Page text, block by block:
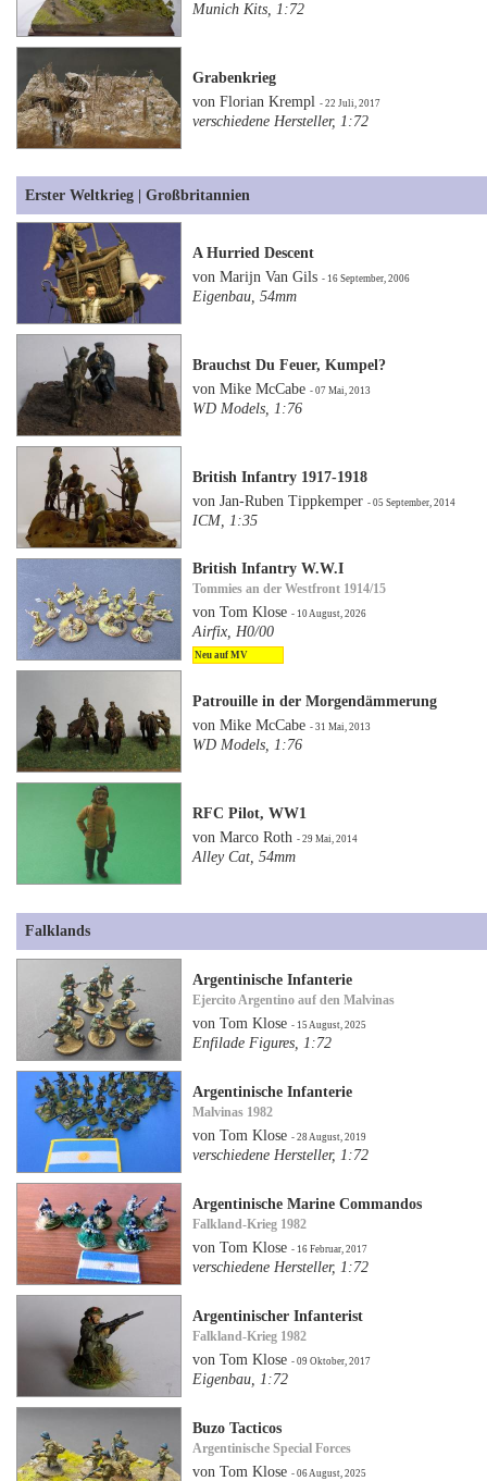
Munich Kits, 1:72
Grabenkrieg
von Florian Krempl- 22 Juli, 2017
verschiedene Hersteller, 1:72
Erster Weltkrieg | Großbritannien
A Hurried Descent
von Marijn Van Gils- 16 September, 2006
Eigenbau, 54mm
Brauchst Du Feuer, Kumpel?
von Mike McCabe- 07 Mai, 2013
WD Models, 1:76
British Infantry 1917-1918
von Jan-Ruben Tippkemper- 05 September, 2014
ICM, 1:35
British Infantry W.W.I
Tommies an der Westfront 1914/15
von Tom Klose- 10 August, 2026
Airfix, H0/00
Neu auf MV
Patrouille in der Morgendämmerung
von Mike McCabe- 31 Mai, 2013
WD Models, 1:76
RFC Pilot, WW1
von Marco Roth- 29 Mai, 2014
Alley Cat, 54mm
Falklands
Argentinische Infanterie
Ejercito Argentino auf den Malvinas
von Tom Klose- 15 August, 2025
Enfilade Figures, 1:72
Argentinische Infanterie
Malvinas 1982
von Tom Klose- 28 August, 2019
verschiedene Hersteller, 1:72
Argentinische Marine Commandos
Falkland-Krieg 1982
von Tom Klose- 16 Februar, 2017
verschiedene Hersteller, 1:72
Argentinischer Infanterist
Falkland-Krieg 1982
von Tom Klose- 09 Oktober, 2017
Eigenbau, 1:72
Buzo Tacticos
Argentinische Special Forces
von Tom Klose- 06 August, 2025